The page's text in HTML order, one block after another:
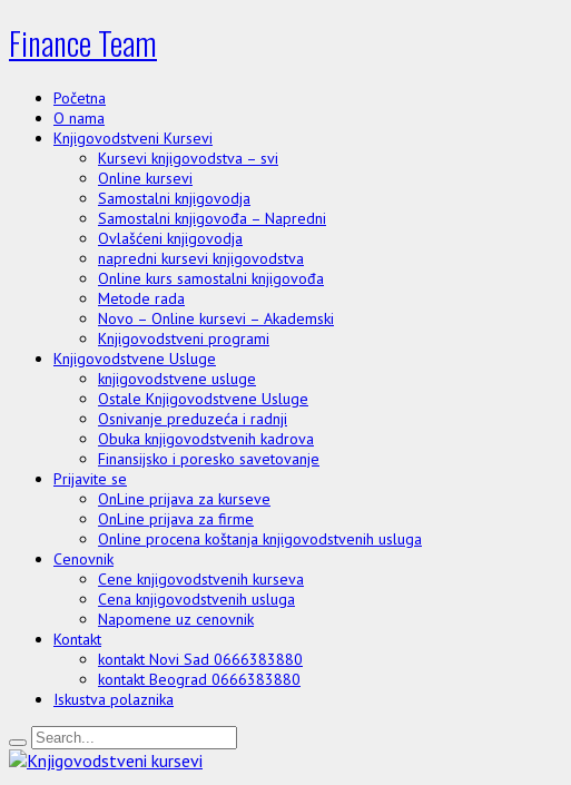
Finance Team
Početna
O nama
Knjigovodstveni Kursevi
Kursevi knjigovodstva – svi
Online kursevi
Samostalni knjigovodja
Samostalni knjigovođa – Napredni
Ovlašćeni knjigovodja
napredni kursevi knjigovodstva
Online kurs samostalni knjigovođa
Metode rada
Novo – Online kursevi – Akademski
Knjigovodstveni programi
Knjigovodstvene Usluge
knjigovodstvene usluge
Ostale Knjigovodstvene Usluge
Osnivanje preduzeća i radnji
Obuka knjigovodstvenih kadrova
Finansijsko i poresko savetovanje
Prijavite se
OnLine prijava za kurseve
OnLine prijava za firme
Online procena koštanja knjigovodstvenih usluga
Cenovnik
Cene knjigovodstvenih kurseva
Cena knjigovodstvenih usluga
Napomene uz cenovnik
Kontakt
kontakt Novi Sad 0666383880
kontakt Beograd 0666383880
Iskustva polaznika